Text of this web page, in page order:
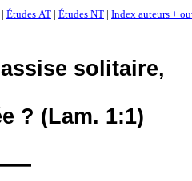
| Études AT | Études NT | Index auteurs +
solitaire,
? (Lam. 1:1)